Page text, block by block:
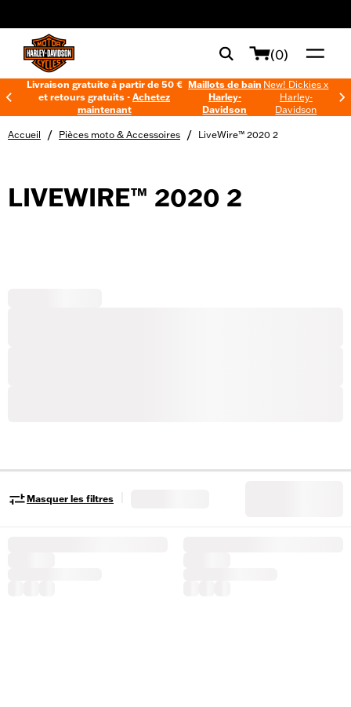
(0)
Livraison gratuite à partir de 50 €
et retours gratuits -Achetez
maintenant
Maillots de bain
Harley-
Davidson
New! Dickies x
Harley-
Davidson
Accueil / Pièces moto & Accessoires / LiveWire™ 2020 2
LIVEWIRE™ 2020 2
Masquer les filtres